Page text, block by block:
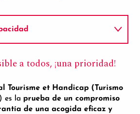
a todos, ¡una prioridad!
Tourisme et Handicap (Turismo
) es la prueba de un compromiso
de una acogida eficaz y